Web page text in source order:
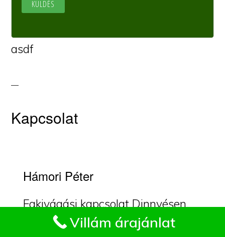
asdf
Kapcsolat
Hámori Péter
Fakivágási kapcsolat Dinnyésen.
Villám árajánlat